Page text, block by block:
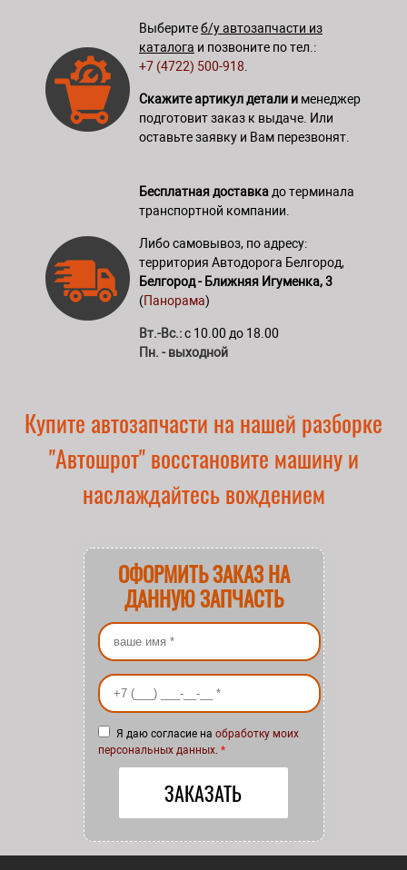
Выберитеб/у автозапчасти из
каталога и позвоните по тел.:
+7 (4722) 500-918
Скажите артикул детали и менеджер
подготовит заказ к выдаче. Или
оставьте заявку и Вам перезвонят.
Бесплатная доставка до терминала
транспортной компании.
Либо самовывоз, по адресу:
территория Автодорога Белгород,
Белгород - Ближняя Игуменка, 3
(Панорама)
Вт.-Вс.:с 10.00 до 18.00
Пн. - выходной
Купите автозапчасти на нашей разборке
"Автошрот" восстановите машину и
наслаждайтесь вождением
ОФОРМИТЬ ЗАКАЗ НА
ДАННУЮ ЗАПЧАСТЬ
Ваше имя*
Ваш номер телефона*
Я даю согласие на обработку моих
персональных данных. *